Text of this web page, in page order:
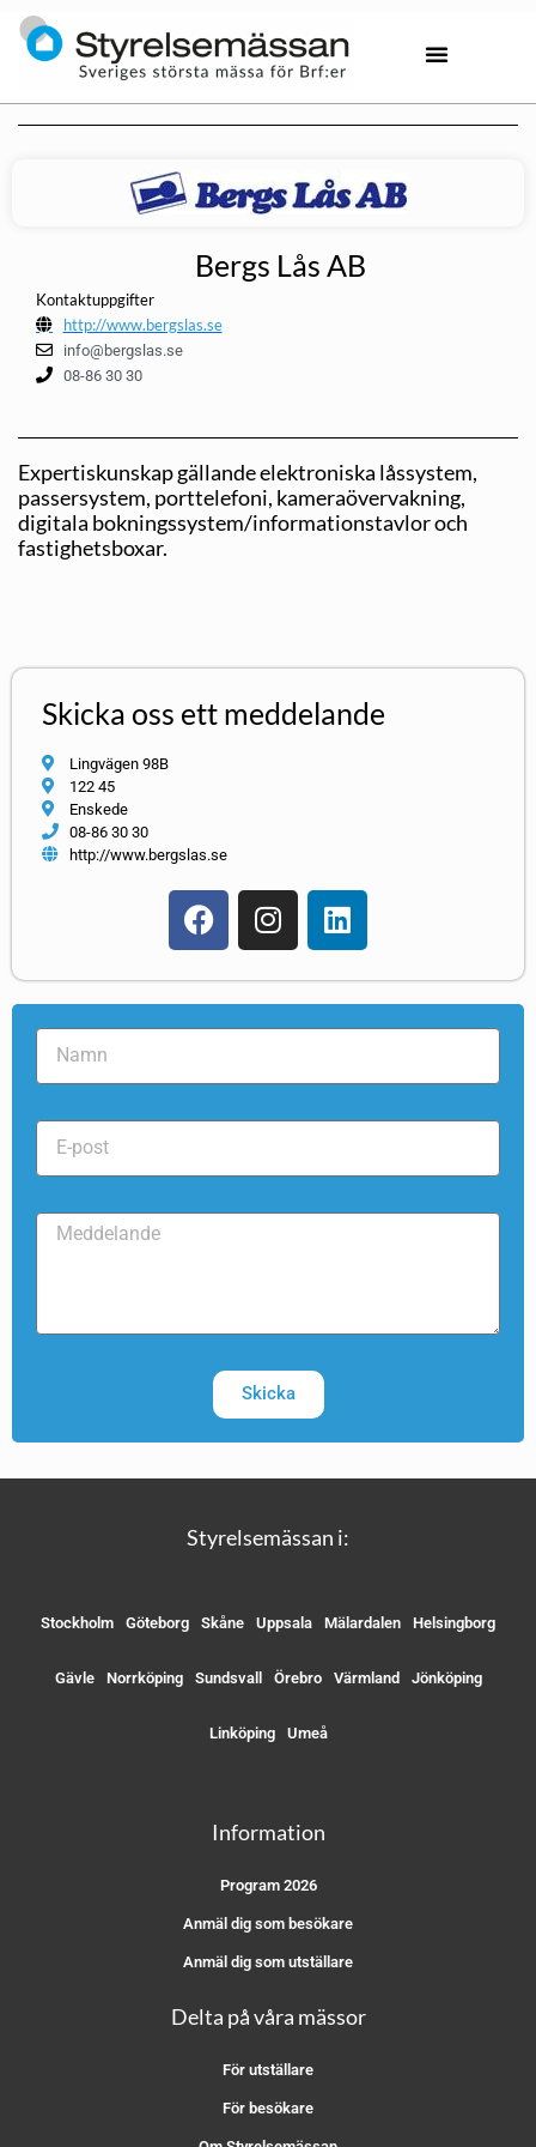
Bergs Lås AB
Kontaktuppgifter
http://www.bergslas.se
info@bergslas.se
08-86 30 30
Expertiskunskap gällande elektroniska låssystem,
passersystem, porttelefoni, kameraövervakning,
digitala bokningssystem/informationstavlor och
fastighetsboxar.
Skicka oss ett meddelande
Lingvägen 98B
122 45
Enskede
08-86 30 30
http://www.bergslas.se
Skicka
Styrelsemässan i:
Stockholm Göteborg Skåne Uppsala Mälardalen Helsingborg
Gävle Norrköping Sundsvall Örebro Värmland Jönköping
Linköping Umeå
Information
Program 2026
Anmäl dig som besökare
Anmäl dig som utställare
Delta på våra mässor
För utställare
För besökare